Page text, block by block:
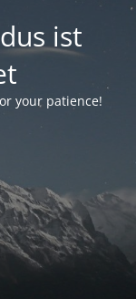
ist
your patience!